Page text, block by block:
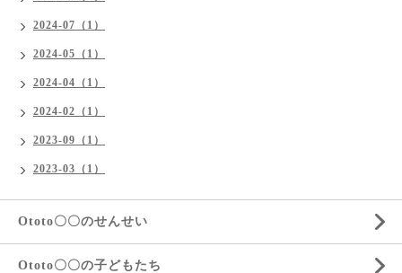
2024-07（1）
2024-05（1）
2024-04（1）
2024-02（1）
2023-09（1）
2023-03（1）
Ototo〇〇のせんせい
Ototo〇〇の子どもたち